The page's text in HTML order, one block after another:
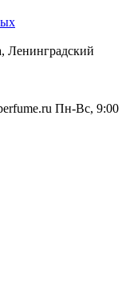
, Ленинградский
Пн-Вс, 9:00